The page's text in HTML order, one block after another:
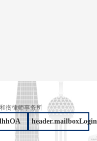
衡律师事务所
header.mailboxLogin